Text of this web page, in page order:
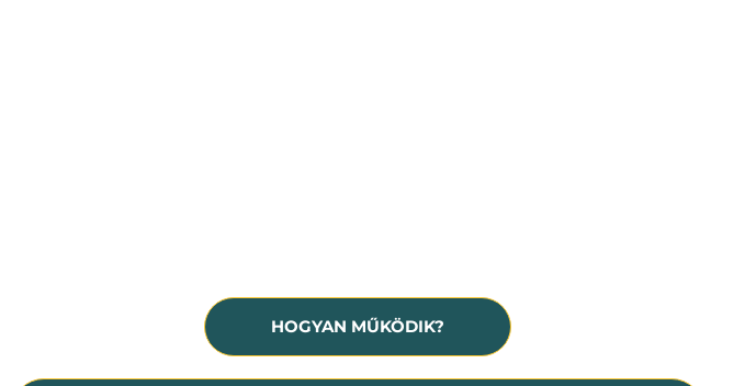
HOGYAN MŰKÖDIK?